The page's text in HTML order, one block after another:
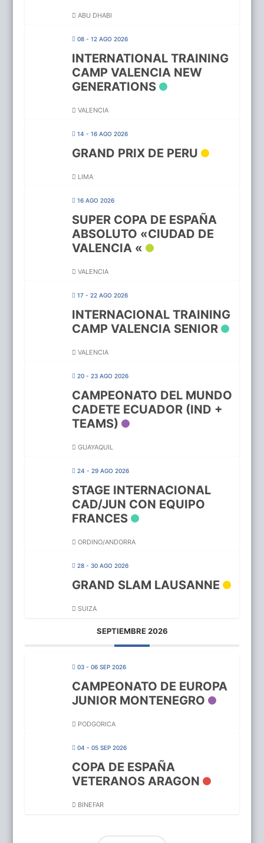
ABU DHABI
08 - 12 AGO 2026
INTERNATIONAL TRAINING
CAMP VALENCIA NEW
GENERATIONS
VALENCIA
14 - 16 AGO 2026
GRAND PRIX DE PERU
LIMA
16 AGO 2026
SUPER COPA DE ESPAÑA
ABSOLUTO «CIUDAD DE
VALENCIA «
VALENCIA
17 - 22 AGO 2026
INTERNACIONAL TRAINING
CAMP VALENCIA SENIOR
VALENCIA
20 - 23 AGO 2026
CAMPEONATO DEL MUNDO
CADETE ECUADOR (IND +
TEAMS)
GUAYAQUIL
24 - 29 AGO 2026
STAGE INTERNACIONAL
CAD/JUN CON EQUIPO
FRANCES
ORDINO/ANDORRA
28 - 30 AGO 2026
GRAND SLAM LAUSANNE
SUIZA
SEPTIEMBRE 2026
03 - 06 SEP 2026
CAMPEONATO DE EUROPA
JUNIOR MONTENEGRO
PODGORICA
04 - 05 SEP 2026
COPA DE ESPAÑA
VETERANOS ARAGON
BINEFAR